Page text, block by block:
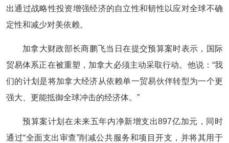
出通过战略性投资增强经济的自立性和韧性以应对全球不确
定性和减少对美依赖。
加拿大财政部长商鹏飞当日在提交预算案时表示，国际
贸易体系正在被重塑，加拿大必须主动采取行动。他说：“我
们的计划是将加拿大经济从依赖单一贸易伙伴转型为一个更
强大、更能抵御全球冲击的经济体。”
预算案计划在未来五年内净新增支出897亿加元，同时
通过“全面支出审查”削减公共服务和项目开支，并将其用于